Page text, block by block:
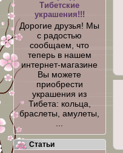
Тибетские
украшения!!!
Дорогие друзья! Мы
с радостью
сообщаем, что
теперь в нашем
интернет-магазине
Вы можете
приобрести
украшения из
Тибета: кольца,
браслеты, амулеты,
Статьи